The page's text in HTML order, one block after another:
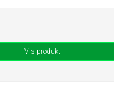
Vis produkt